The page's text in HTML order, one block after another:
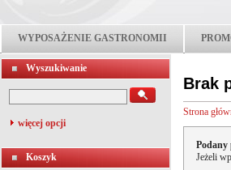
WYPOSAŻENIE GASTRONOMII
Wyszukiwanie
więcej opcji
Koszyk
Brak
Strona
Podany
Jeżeli